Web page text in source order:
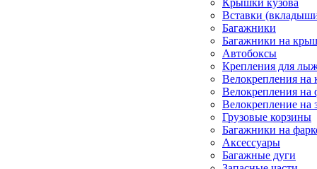
Крышки кузова
Вставки
Багажники
Багажники на
Автобоксы
Крепления для
Велокрепления
Велокрепления на
Велокрепление на
Грузовые корзины
Багажники на
Аксессуары
Багажные дуги